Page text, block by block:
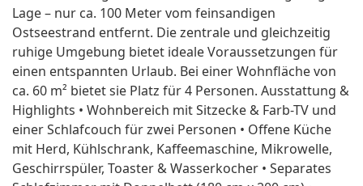
Lage – nur ca. 100 Meter vom feinsandigen
Ostseestrand entfernt. Die zentrale und gleichzeitig
ruhige Umgebung bietet ideale Voraussetzungen für
einen entspannten Urlaub. Bei einer Wohnfläche von
ca. 60 m² bietet sie Platz für 4 Personen. Ausstattung &
Highlights • Wohnbereich mit Sitzecke & Farb-TV und
einer Schlafcouch für zwei Personen • Offene Küche
mit Herd, Kühlschrank, Kaffeemaschine, Mikrowelle,
Geschirrspüler, Toaster & Wasserkocher • Separates